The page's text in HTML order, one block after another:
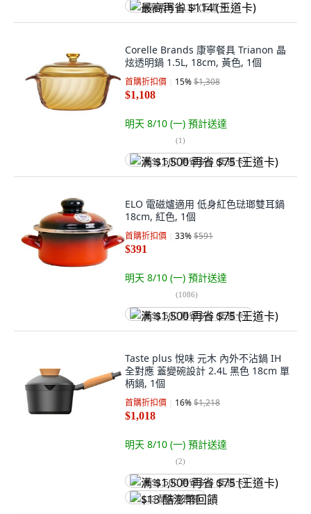
最高再省 $114 (王道卡)
Corelle Brands 康寧餐具 Trianon 晶
炫透明鍋 1.5L, 18cm, 黃色, 1個
首購折扣價 15%$1,308
$1,108
明天 8/10 (一) 預計送達
(1)
满 $1,500 再省 $75 (王道卡)
ELO 電磁爐適用 低身紅色琺瑯雙耳鍋
18cm, 紅色, 1個
首購折扣價 33%$591
$391
明天 8/10 (一) 預計送達
(1086)
满 $1,500 再省 $75 (王道卡)
Taste plus 悅味 元木 內外不沾鍋 IH
全對應 蓋變碗設計 2.4L 黑色 18cm 單
柄鍋, 1個
首購折扣價 16%$1,218
$1,018
明天 8/10 (一) 預計送達
(2)
满 $1,500 再省 $75 (王道卡)
$13 酷澎幣回饋